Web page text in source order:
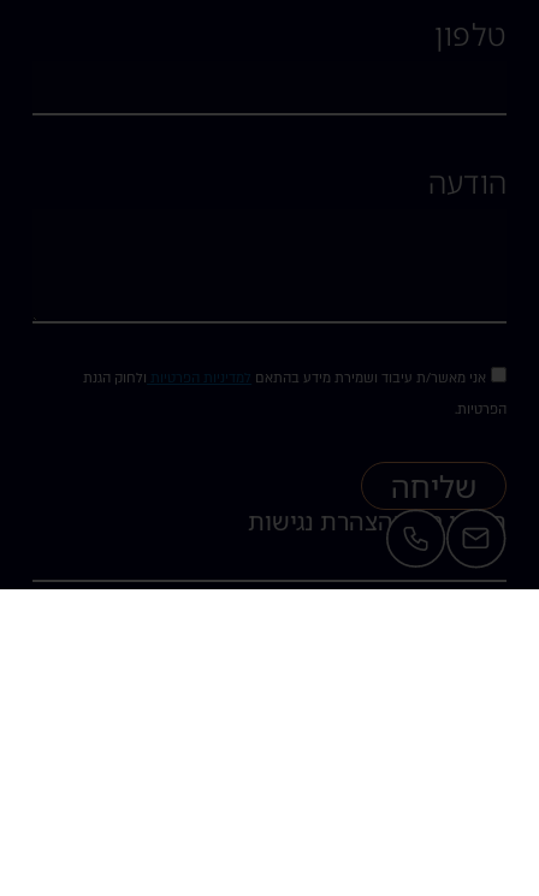
טלפון
הודעה
אני מאשר/ת עיבוד ושמירת מידע בהתאם למדיניות הפרטיות ולחוק הגנת
הפרטיות.
שליחה
תקנון חנותהצהרת נגישות
Website design & branding by Michal.Z - 054.850.3771